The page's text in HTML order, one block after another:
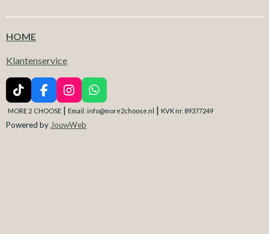
HOME
Klantenservice
T
i
T
F
a
e
I
n
t
W
h
MORE 2 CHOOSE | Email: info@more2choose.nl | KVK nr. 89377249
Powered by JouwWeb